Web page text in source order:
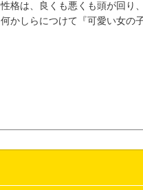
性格は、良くも悪くも頭が回り
何かしらにつけて『可愛い女の